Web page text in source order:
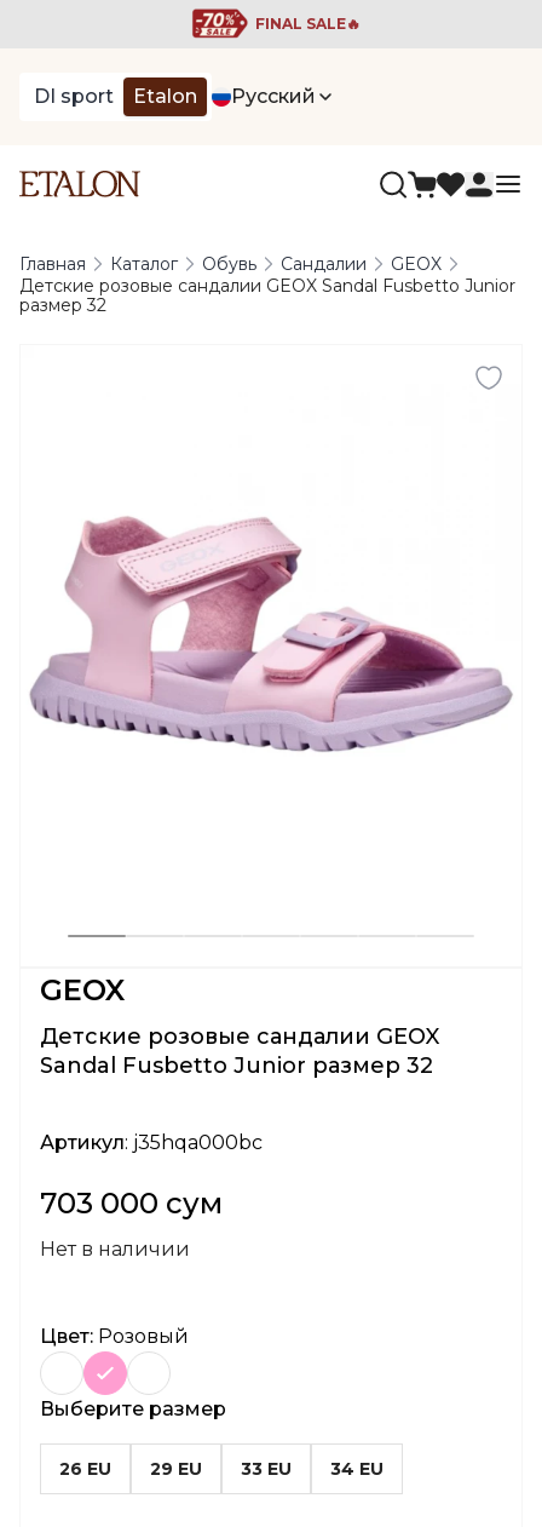
FINAL SALE🔥
DI sport Etalon Русский
Главная Каталог Обувь Сандалии
GEOX
Детские розовые сандалии GEOX Sandal Fusbetto Junior
размер 32
GEOX
Детские розовые сандалии GEOX
Sandal Fusbetto Junior размер 32
Артикул: j35hqa000bc
703 000 сум
Нет в наличии
Цвет: Розовый
Выберите размер
26 EU 29 EU 33 EU 34 EU